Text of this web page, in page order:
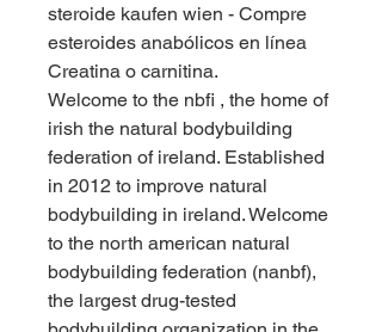
steroide kaufen wien - Compre
esteroides anabólicos en línea
Creatina o carnitina.
Welcome to the nbfi , the home of
irish the natural bodybuilding
federation of ireland. Established
in 2012 to improve natural
bodybuilding in ireland. Welcome
to the north american natural
bodybuilding federation (nanbf),
the largest drug-tested